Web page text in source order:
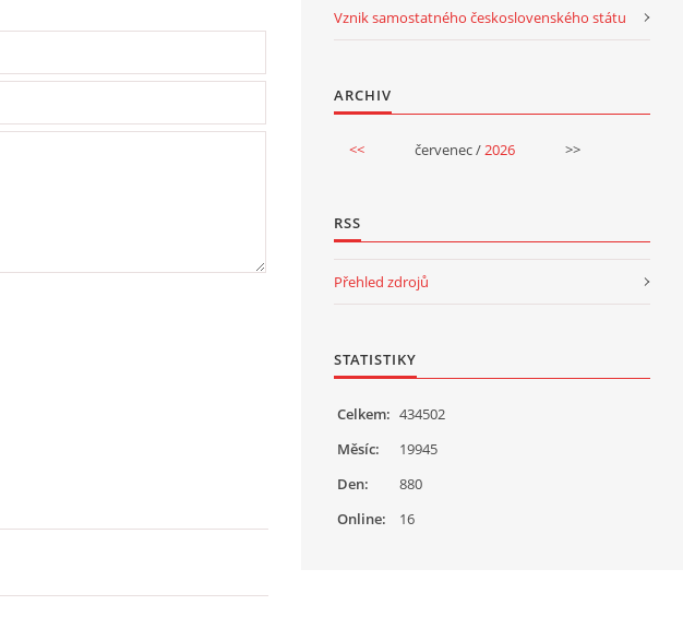
Vznik samostatného československého státu
ARCHIV
<< červenec / 2026 >>
RSS
Přehled zdrojů
STATISTIKY
Online: 16
Celkem: 434502
Měsíc:
19945
Den:
880